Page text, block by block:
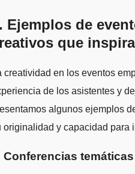
Ejemplos de
que
creatividad en los eventos
de los asistentes y
algunos ejemplos
originalidad y capacidad para
Conferencias